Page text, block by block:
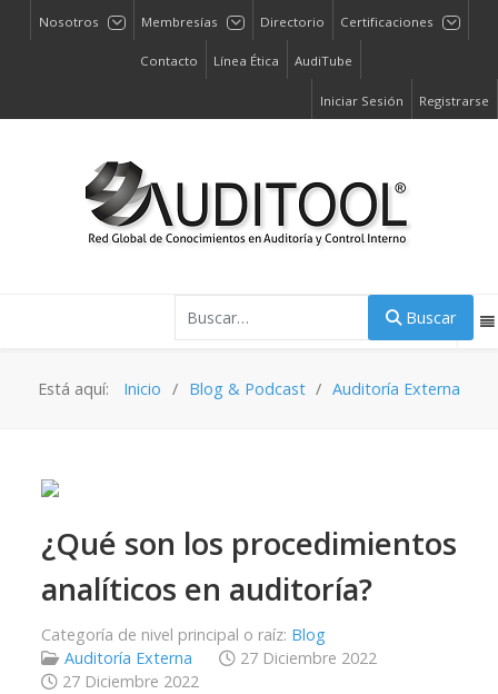
Nosotros Membresías Directorio Certificaciones
Contacto Línea Ética AudiTube
Iniciar Sesión Registrarse
Buscar
Está aquí: Inicio Blog & Podcast Auditoría Externa
¿Qué son los procedimientos
analíticos en auditoría?
Categoría de nivel principal o raíz: Blog
Auditoría Externa
27 Diciembre 2022
27 Diciembre 2022